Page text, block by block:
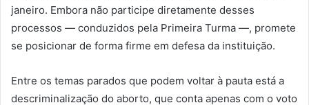
janeiro. Embora não participe diretamente desses
processos — conduzidos pela Primeira Turma —, promete
se posicionar de forma firme em defesa da instituição.
Entre os temas parados que podem voltar à pauta está a
descriminalização do aborto, que conta apenas com o voto